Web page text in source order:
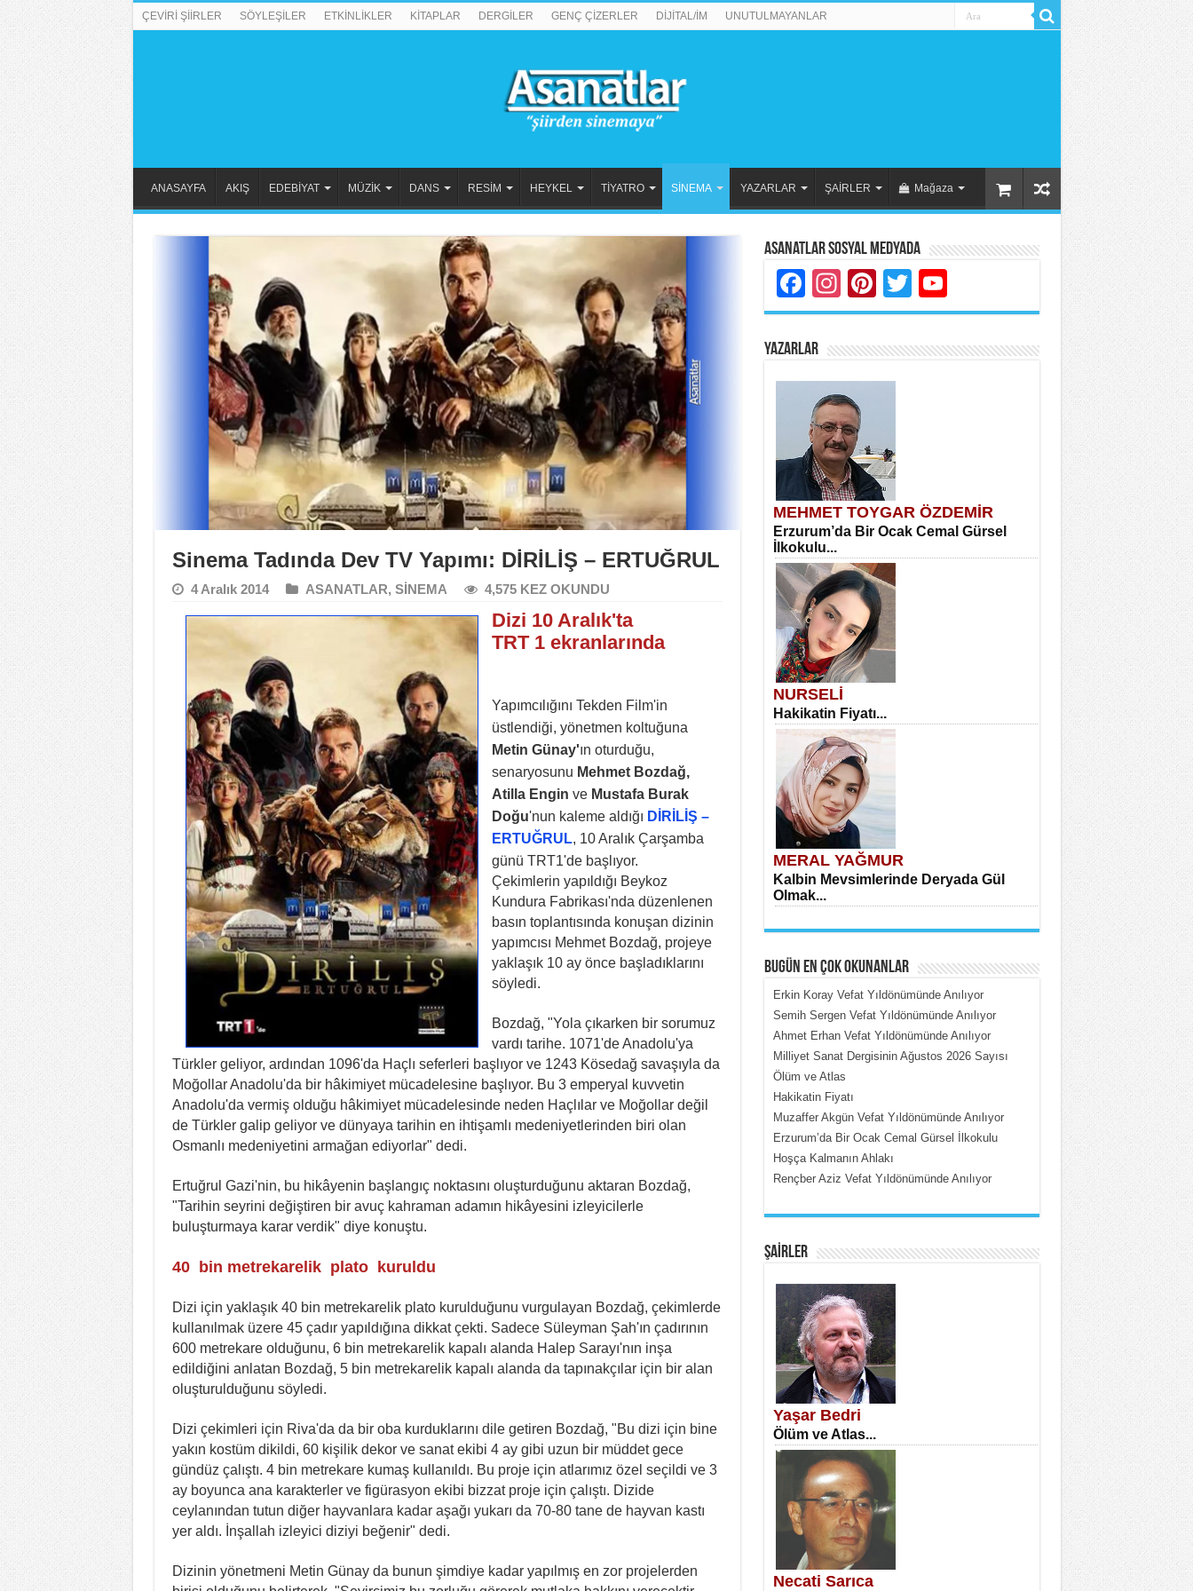
ÇEVİRİ ŞİİRLER SÖYLEŞİLER ETKİNLİKLER KİTAPLAR DERGİLER GENÇ ÇİZERLER DİJİTAL/İM UNUTULMAYANLAR
ANASAYFA AKIŞ EDEBİYAT MÜZİK DANS RESİM HEYKEL TİYATRO SİNEMA YAZARLAR ŞAİRLER Mağaza
Sinema Tadında Dev TV Yapımı: DİRİLİŞ – ERTUĞRUL
4 Aralık 2014 ASANATLAR, SİNEMA 4,575 KEZ OKUNDU
Dizi 10 Aralık'ta
TRT 1 ekranlarında
Yapımcılığını Tekden Film'in
üstlendiği, yönetmen koltuğuna
Metin Günay'ın oturduğu,
senaryosunu Mehmet Bozdağ,
Atilla Engin ve Mustafa Burak
Doğu'nun kaleme aldığı DİRİLİŞ –
ERTUĞRUL, 10 Aralık Çarşamba
günü TRT1'de başlıyor.
Çekimlerin yapıldığı Beykoz
Kundura Fabrikası'nda düzenlenen
basın toplantısında konuşan dizinin
yapımcısı Mehmet Bozdağ, projeye
yaklaşık 10 ay önce başladıklarını
söyledi.
Bozdağ, "Yola çıkarken bir sorumuz
vardı tarihe. 1071'de Anadolu'ya
Türkler geliyor, ardından 1096'da Haçlı seferleri başlıyor ve 1243 Kösedağ savaşıyla da
Moğollar Anadolu'da bir hâkimiyet mücadelesine başlıyor. Bu 3 emperyal kuvvetin
Anadolu'da vermiş olduğu hâkimiyet mücadelesinde neden Haçlılar ve Moğollar değil
de Türkler galip geliyor ve dünyaya tarihin en ihtişamlı medeniyetlerinden biri olan
Osmanlı medeniyetini armağan ediyorlar" dedi.
Ertuğrul Gazi'nin, bu hikâyenin başlangıç noktasını oluşturduğunu aktaran Bozdağ,
"Tarihin seyrini değiştiren bir avuç kahraman adamın hikâyesini izleyicilerle
buluşturmaya karar verdik" diye konuştu.
40 bin metrekarelik plato kuruldu
Dizi için yaklaşık 40 bin metrekarelik plato kurulduğunu vurgulayan Bozdağ, çekimlerde
kullanılmak üzere 45 çadır yapıldığına dikkat çekti. Sadece Süleyman Şah'ın çadırının
600 metrekare olduğunu, 6 bin metrekarelik kapalı alanda Halep Sarayı'nın inşa
edildiğini anlatan Bozdağ, 5 bin metrekarelik kapalı alanda da tapınakçılar için bir alan
oluşturulduğunu söyledi.
Dizi çekimleri için Riva'da da bir oba kurduklarını dile getiren Bozdağ, "Bu dizi için bine
yakın kostüm dikildi, 60 kişilik dekor ve sanat ekibi 4 ay gibi uzun bir müddet gece
gündüz çalıştı. 4 bin metrekare kumaş kullanıldı. Bu proje için atlarımız özel seçildi ve 3
ay boyunca ana karakterler ve figürasyon ekibi bizzat proje için çalıştı. Dizide
ceylanından tutun diğer hayvanlara kadar aşağı yukarı da 70-80 tane de hayvan kastı
yer aldı. İnşallah izleyici diziyi beğenir" dedi.
Dizinin yönetmeni Metin Günay da bunun şimdiye kadar yapılmış en zor projelerden
Asanatlar Sosyal Medyada
Facebook
Instagram
Pinterest
Twitter
YAZARLAR
MEHMET TOYGAR ÖZDEMİR
Erzurum’da Bir Ocak Cemal Gürsel
İlkokulu...
NURSELİ
Hakikatin Fiyatı...
MERAL YAĞMUR
Kalbin Mevsimlerinde Deryada Gül
Olmak...
MEHMET ÇOBAN
İçerdeki Put Dışardaki Maskeler...
SATILMIŞ ÜMİT ÇETİNKAYA
Erkenlik...
NECLA DİLEK ARSLAN
Öğretmenler Günü Mahkemesi...
BUGÜN EN ÇOK OKUNANLAR
Erkin Koray Vefat Yıldönümünde Anılıyor
Semih Sergen Vefat Yıldönümünde Anılıyor
Ahmet Erhan Vefat Yıldönümünde Anılıyor
Milliyet Sanat Dergisinin Ağustos 2026 Sayısı
Ölüm ve Atlas
Hakikatin Fiyatı
Muzaffer Akgün Vefat Yıldönümünde Anılıyor
Erzurum’da Bir Ocak Cemal Gürsel İlkokulu
Hoşça Kalmanın Ahlakı
Rençber Aziz Vefat Yıldönümünde Anılıyor
ŞAİRLER
Yaşar Bedri
Ölüm ve Atlas...
Necati Sarıca